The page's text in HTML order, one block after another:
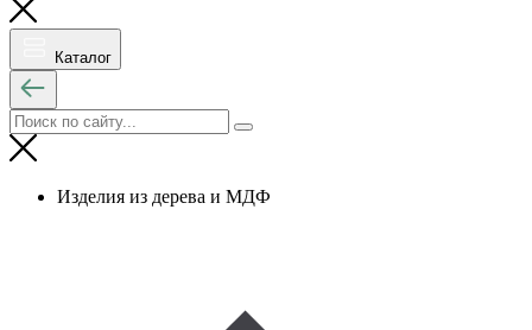
Каталог
Изделия из дерева и МДФ